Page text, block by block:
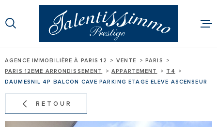
menu
contenu
ACHETER
AGENCE IMMOBILIÈRE À PARIS 12 VENTE
PARIS
PARIS 12EME ARRONDISSEMENT
APPARTEMENT
T4
DAUMESNIL 4P BALCON CAVE PARKING ETAGE ELEVE ASCENSEUR
RETOUR